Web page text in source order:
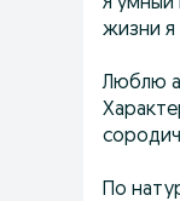
жизни я
Люблю
По